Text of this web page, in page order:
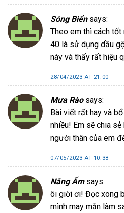
Sóng Biển says:
Theo em thì cách
40 là sử dụng dầu
này và thấy rất hiệu
28/04/2023 AT 21:00
Mưa Rào says:
Bài viết rất hay và
nhiều! Em sẽ chia
người thân của em
07/05/2023 AT 10:38
Nắng Ấm says:
ôi giời ơi! Đọc xong
mình may mắn làm